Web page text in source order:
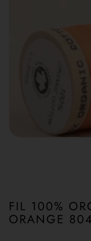
FIL 100%
ORANGE 804